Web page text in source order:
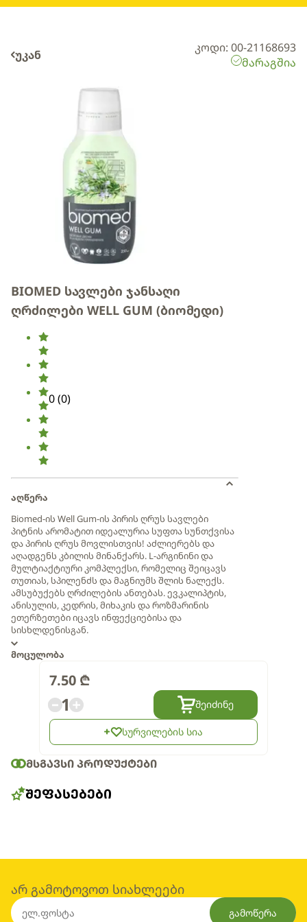
უკან
კოდი: 00-21168693
მარაგშია
BIOMED სავლები ჯანსაღი
ღრძილები WELL GUM (ბიომედი)
0(0)
აღწერა
Biomed-ის Well Gum-ის პირის ღრუს სავლები
პიტნის არომატით იდეალურია სუფთა სუნთქვისა
და პირის ღრუს მოვლისთვის! აძლიერებს და
აღადგენს კბილის მინანქარს. L-არგინინი და
მულტიაქტიური კომპლექსი, რომელიც შეიცავს
თუთიას, სპილენძს და მაგნიუმს შლის ნალექს.
ამსუბუქებს ღრძილების ანთებას. ევკალიპტის,
ანისულის, კედრის, მიხაკის და როზმარინის
ეთერზეთები იცავს ინფექციებისა და
სისხლდენისგან.
მოცულობა
7.50 ₾
1 შეიძინე
სურვილების სია
ᲛᲡᲒᲐᲕᲡᲘ ᲞᲠᲝᲓᲣᲥᲢᲔᲑᲘ
ᲨᲔᲤᲐᲡᲔᲑᲔᲑᲘ
არ გამოტოვოთ სიახლეები
გამოწერა